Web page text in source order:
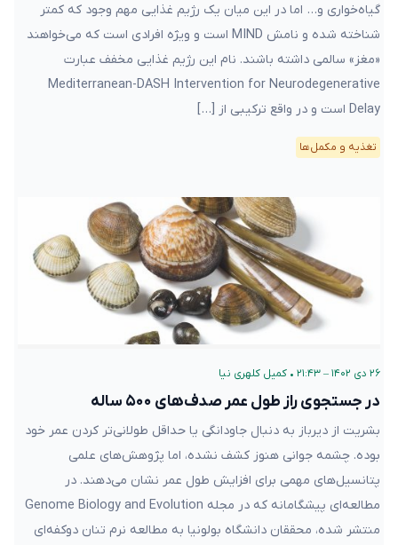
گیاه‌خواری و… اما در این میان یک رژیم غذایی مهم وجود که کمتر
شناخته شده و نامش MIND است و ویژه افرادی است که می‌خواهند
«مغز» سالمی داشته باشند. نام این رژیم غذایی مخفف عبارت
Mediterranean-DASH Intervention for Neurodegenerative
Delay است و در واقع ترکیبی از […]
تغذیه و مکمل‌ها
۲۶ دی ۱۴۰۲ – ۲۱:۴۳ • کمیل کلهری نیا
در جستجوی راز طول عمر صدف‌های ۵۰۰ ساله
بشریت از دیرباز به دنبال جاودانگی یا حداقل طولانی‌تر کردن عمر خود
بوده. چشمه جوانی هنوز کشف نشده، اما پژوهش‌های علمی
پتانسیل‌های مهمی برای افزایش طول عمر نشان می‌دهند. در
مطالعه‌ای پیشگامانه که در مجله Genome Biology and Evolution
منتشر شده، محققان دانشگاه بولونیا به مطالعه نرم تنان دوکفه‌ای